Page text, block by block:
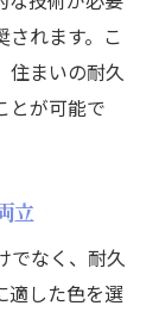
されます。こ
住まいの耐久
とが可能で
立
でなく、耐久
適した色を選